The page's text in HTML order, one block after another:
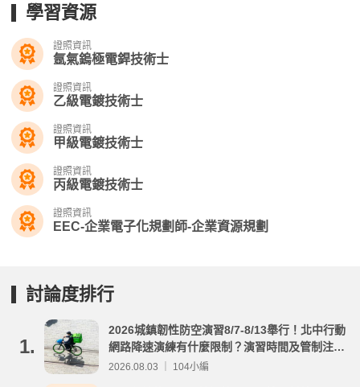
學習資源
證照資訊
氬氣鎢極電銲技術士
證照資訊
乙級電鍍技術士
證照資訊
甲級電鍍技術士
證照資訊
丙級電鍍技術士
證照資訊
EEC-企業電子化規劃師-企業資源規劃
討論度排行
1.
2026城鎮韌性防空演習8/7-8/13舉行！北中行動
網路降速演練有什麼限制？演習時間及管制注意
事項整理
2026.08.03 ｜ 104小編